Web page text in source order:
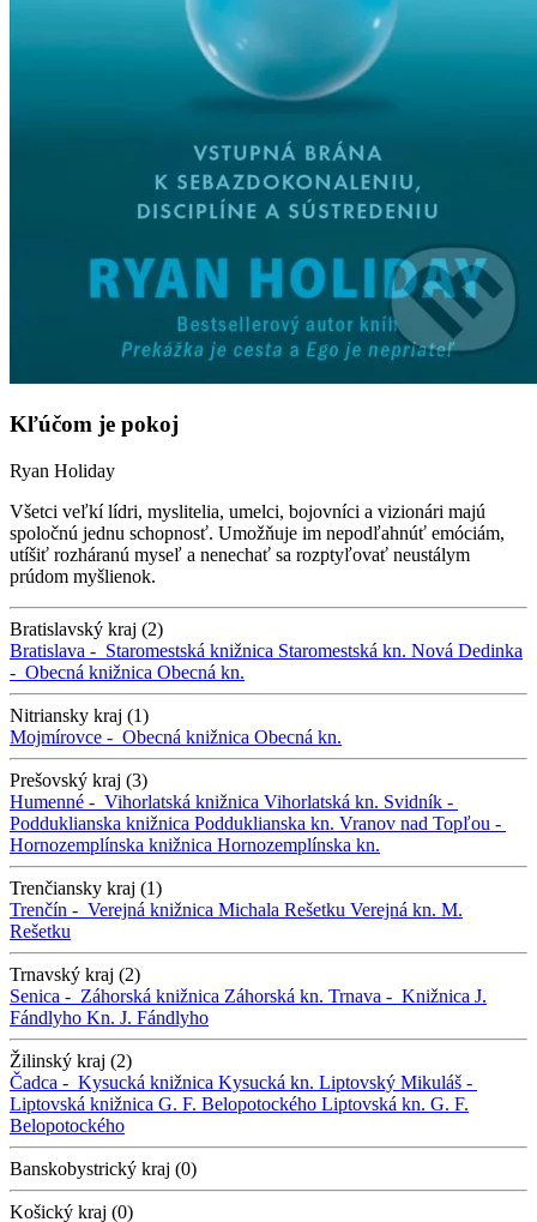
Kľúčom je pokoj
Ryan Holiday
Všetci veľkí lídri, myslitelia, umelci, bojovníci a vizionári majú
spoločnú jednu schopnosť. Umožňuje im nepodľahnúť emóciám,
utíšiť rozháranú myseľ a nenechať sa rozptyľovať neustálym
prúdom myšlienok.
Bratislavský kraj (2)
Bratislava - Staromestská knižnica Staromestská kn. Nová Dedinka
- Obecná knižnica Obecná kn.
Nitriansky kraj (1)
Mojmírovce - Obecná knižnica Obecná kn.
Prešovský kraj (3)
Humenné - Vihorlatská knižnica Vihorlatská kn. Svidník -
Podduklianska knižnica Podduklianska kn. Vranov nad Topľou -
Hornozemplínska knižnica Hornozemplínska kn.
Trenčiansky kraj (1)
Trenčín - Verejná knižnica Michala Rešetku Verejná kn. M.
Rešetku
Trnavský kraj (2)
Senica - Záhorská knižnica Záhorská kn. Trnava - Knižnica J.
Fándlyho Kn. J. Fándlyho
Žilinský kraj (2)
Čadca - Kysucká knižnica Kysucká kn. Liptovský Mikuláš -
Liptovská knižnica G. F. Belopotockého Liptovská kn. G. F.
Belopotockého
Banskobystrický kraj (0)
Košický kraj (0)